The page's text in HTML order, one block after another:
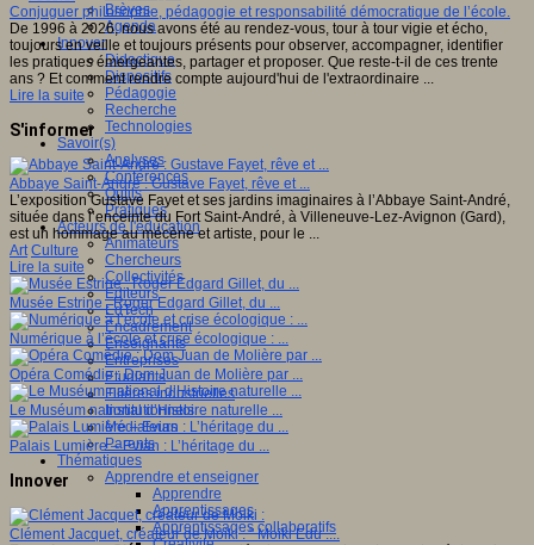
Brèves
Agenda
Innover
Didactique
Dispositifs
Pédagogie
Recherche
Technologies
Savoir(s)
Analyses
Conférences
Outils
Pratiques
Acteurs de l'éducation
Animateurs
Chercheurs
Collectivités
Editeurs
EdTech
Encadrement
Enseignants
Entreprises
Etudiants
Filières industrielles
Institutionnels
Médiateurs
Parents
Thématiques
Apprendre et enseigner
Apprendre
Apprentissages
Apprentissages collaboratifs
Conjuguer philosophie, pédagogie et responsabilité démocratique de l’école.
De 1996 à 2026, nous avons été au rendez-vous, tour à tour vigie et écho,
toujours en veille et toujours présents pour observer, accompagner, identifier
les pratiques émergeantes, partager et proposer. Que reste-t-il de ces trente
ans ? Et comment rendre compte aujourd'hui de l'extraordinaire ...
Lire la suite
S'informer
Abbaye Saint-André : Gustave Fayet, rêve et ...
L’exposition Gustave Fayet et ses jardins imaginaires à l’Abbaye Saint-André,
située dans l’enceinte du Fort Saint-André, à Villeneuve-Lez-Avignon (Gard),
est un hommage au mécène et artiste, pour le ...
Art Culture
Lire la suite
Musée Estrine : Roger Edgard Gillet, du ...
Numérique à l’école et crise écologique : ...
Opéra Comédie : Dom Juan de Molière par ...
Le Muséum national d’Histoire naturelle ...
Palais Lumière – Evian : L’héritage du ...
Innover
Clément Jacquet, créateur de Moiki : " Moiki Edu ....